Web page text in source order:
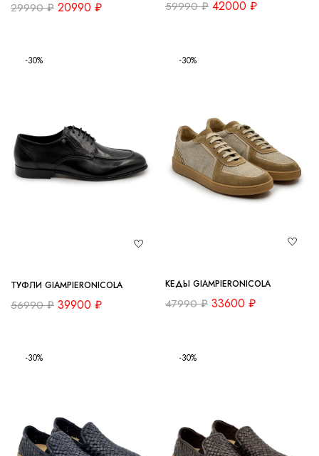
29990₽ 20990 ₽ 59990₽ 42000 ₽
-30%
ТУФЛИ GIAMPIERONICOLA
56990₽ 39900 ₽
-30%
КЕДЫ GIAMPIERONICOLA
47990₽ 33600 ₽
-30% -30%